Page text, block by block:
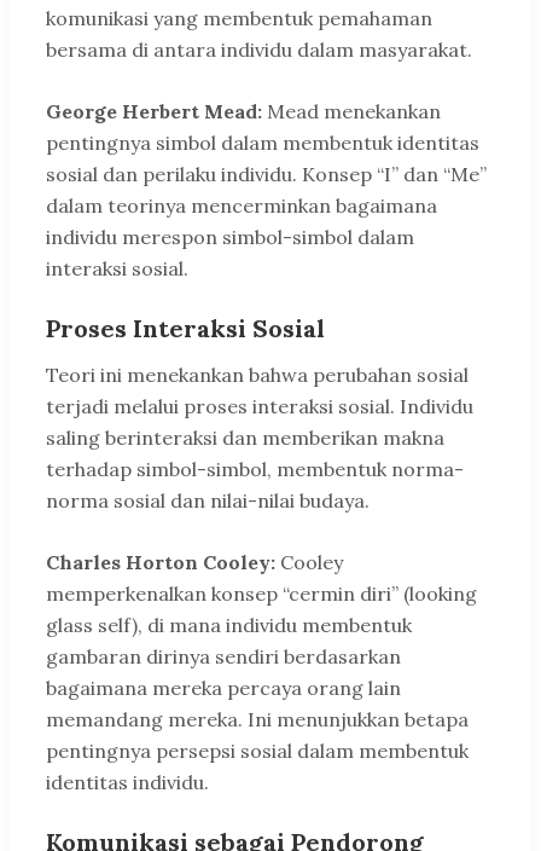
komunikasi yang membentuk pemahaman
bersama di antara individu dalam masyarakat.
George Herbert Mead: Mead menekankan
pentingnya simbol dalam membentuk identitas
sosial dan perilaku individu. Konsep “I” dan “Me”
dalam teorinya mencerminkan bagaimana
individu merespon simbol-simbol dalam
interaksi sosial.
Proses Interaksi Sosial
Teori ini menekankan bahwa perubahan sosial
terjadi melalui proses interaksi sosial. Individu
saling berinteraksi dan memberikan makna
terhadap simbol-simbol, membentuk norma-
norma sosial dan nilai-nilai budaya.
Charles Horton Cooley: Cooley
memperkenalkan konsep “cermin diri” (looking
glass self), di mana individu membentuk
gambaran dirinya sendiri berdasarkan
bagaimana mereka percaya orang lain
memandang mereka. Ini menunjukkan betapa
pentingnya persepsi sosial dalam membentuk
identitas individu.
Komunikasi sebagai Pendorong